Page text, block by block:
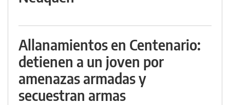
Allanamientos en Centenario:
detienen a un joven por
amenazas armadas y
secuestran armas